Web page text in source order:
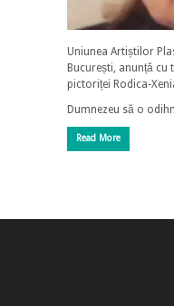
Uniunea Artiștilor
București, anunță cu
pictoriței Rodica-
Dumnezeu să o
Read More